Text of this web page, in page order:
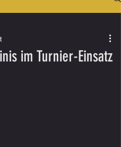
im Turnier-Einsatz